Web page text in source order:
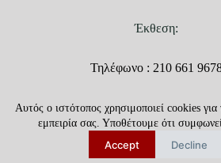
Αυτός ο ιστότοπος χρησιμοποιεί cookies για
εμπειρία σας. Υποθέτουμε ότι
Accept Decline
Έκθεση:
Τηλέφωνο : 210 661
Διεύθυνση έκθεσης:
Γέρακας Αττικής